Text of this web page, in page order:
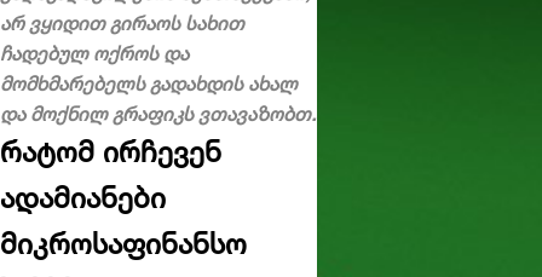
არ ვყიდით გირაოს სახით
ჩადებულ ოქროს და
მომხმარებელს გადახდის ახალ
და მოქნილ გრაფიკს ვთავაზობთ.
რატომ ირჩევენ
ადამიანები
მიკროსაფინანსო